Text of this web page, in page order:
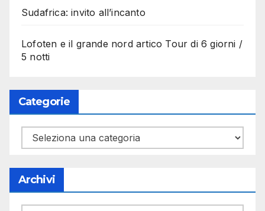
Sudafrica: invito all’incanto
Lofoten e il grande nord artico Tour di 6 giorni /
5 notti
Categorie
Categorie
Archivi